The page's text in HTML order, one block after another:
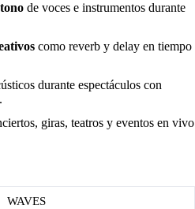
de voces e instrumentos durante
como reverb y delay en tiempo
durante espectáculos con
giras, teatros y eventos en vivo
WAVES